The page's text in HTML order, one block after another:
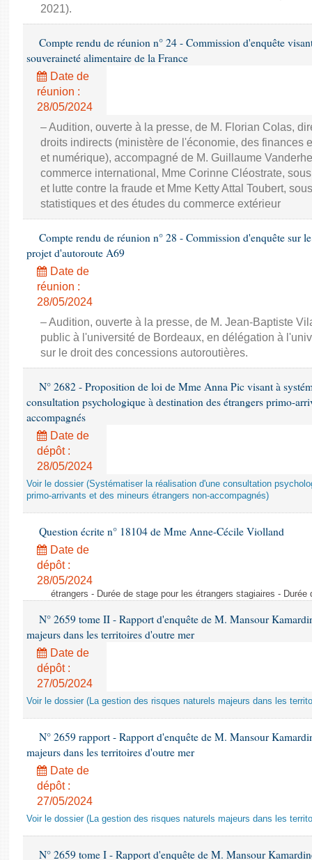
Questions écrites et orales
Comptes rendus des débats
2021).
Compte rendu de réunion n° 24 - Commission d'enquête
souveraineté alimentaire de la France
Date de
réunion :
28/05/2024
– Audition, ouverte à la presse, de M. Florian Colas,
droits indirects (ministère de l'économie, des finances
et numérique), accompagné de M. Guillaume
commerce international, Mme Corinne Cléostrate,
et lutte contre la fraude et Mme Ketty Attal Toubert,
statistiques et des études du commerce extérieur
Compte rendu de réunion n° 28 - Commission d'enquête sur
projet d'autoroute A69
Date de
réunion :
28/05/2024
– Audition, ouverte à la presse, de M. Jean-Baptiste
public à l'université de Bordeaux, en délégation à
sur le droit des concessions autoroutières.
N° 2682 - Proposition de loi de Mme Anna Pic visant à
consultation psychologique à destination des étrangers primo-
accompagnés
Date de
dépôt :
28/05/2024
Voir le dossier (Systématiser la réalisation d'une consultation
primo-arrivants et des mineurs étrangers non-accompagnés)
Question écrite n° 18104 de Mme Anne-Cécile Violland
Date de
dépôt :
28/05/2024
étrangers - Durée de stage pour les étrangers stagiaires -
N° 2659 tome II - Rapport d'enquête de M. Mansour
majeurs dans les territoires d'outre mer
Date de
dépôt :
27/05/2024
Voir le dossier (La gestion des risques naturels majeurs dans les
N° 2659 rapport - Rapport d'enquête de M. Mansour
majeurs dans les territoires d'outre mer
Date de
dépôt :
27/05/2024
Voir le dossier (La gestion des risques naturels majeurs dans les
N° 2659 tome I - Rapport d'enquête de M. Mansour